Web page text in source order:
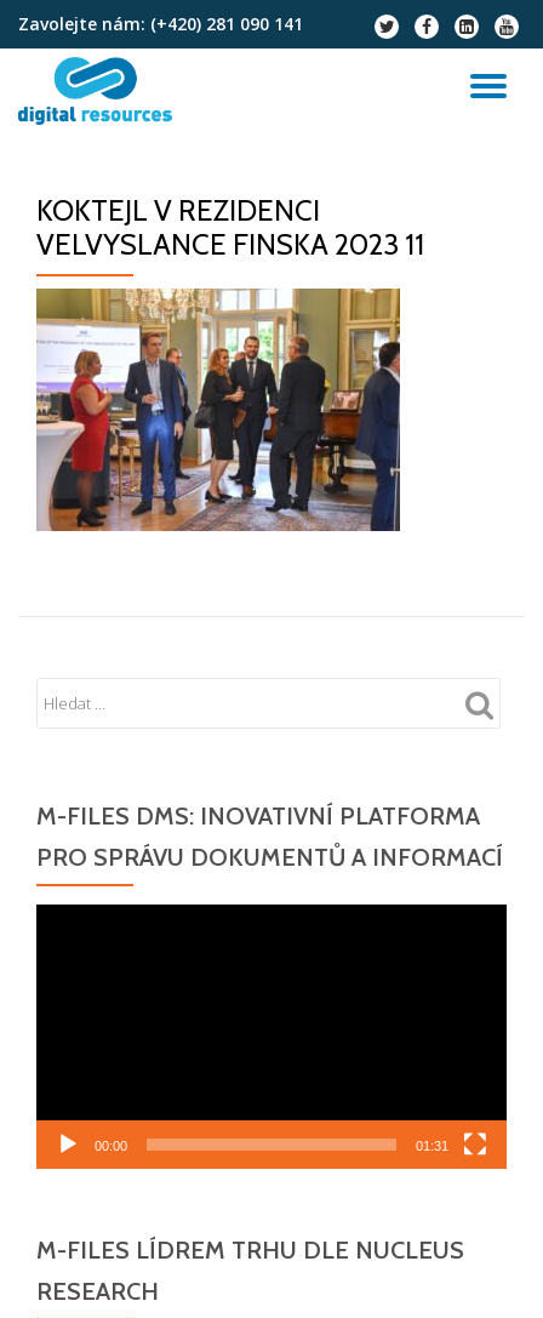
Přeskočit
obsah
Zavolejte nám: (+420) 281 090 141
fa-
twitter
fa-
facebook
fa-
linkedin-
square
fa-
KOKTEJL V REZIDENCI
VELVYSLANCE FINSKA 2023 11
M-FILES DMS: INOVATIVNÍ PLATFORMA
PRO SPRÁVU DOKUMENTŮ A INFORMACÍ
00:00 01:31
M-FILES LÍDREM TRHU DLE NUCLEUS
RESEARCH